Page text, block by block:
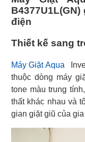
điện
Thiết kế sang
Máy Giặt Aqua
thuộc dòng máy
tone màu trung
thất khác nhau và
gian giặt giũ của